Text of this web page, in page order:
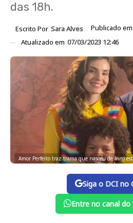
das 18h.
Escrito Por Sara Alves Publicado em
Atualizado em 07/03/2023 12:46
Amor Perfeito traz trama que nasceu de livro
Siga o DCI no
Entre no canal do